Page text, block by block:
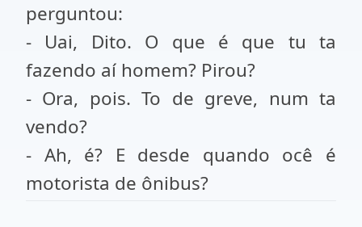
perguntou:
- Uai, Dito. O que é que tu ta
fazendo aí homem? Pirou?
- Ora, pois. To de greve, num ta
vendo?
- Ah, é? E desde quando ocê é
motorista de ônibus?